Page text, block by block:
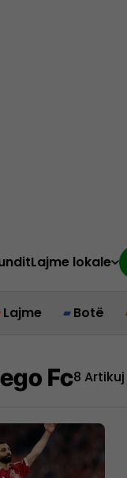
Lajme lokale
Lajme Botë
Fc8 Artikuj